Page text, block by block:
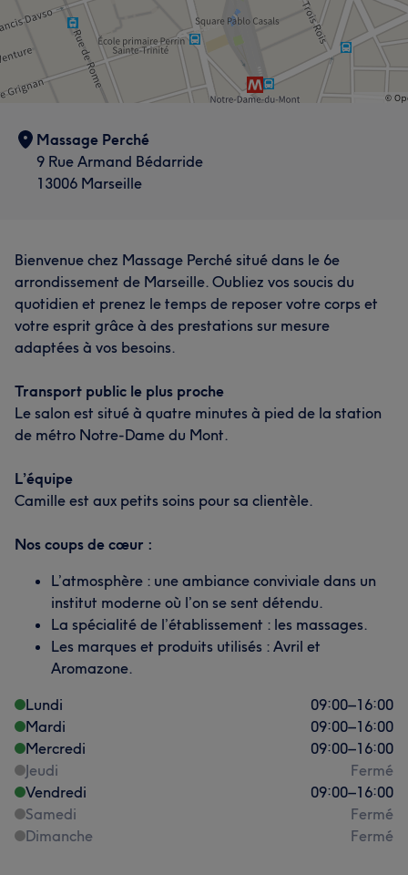
Massage Perché
9 Rue Armand Bédarride
13006 Marseille
Bienvenue chez Massage Perché situé dans le 6e
arrondissement de Marseille. Oubliez vos soucis du
quotidien et prenez le temps de reposer votre corps et
votre esprit grâce à des prestations sur mesure
adaptées à vos besoins.
Transport public le plus proche
Le salon est situé à quatre minutes à pied de la station
de métro Notre-Dame du Mont.
L’équipe
Camille est aux petits soins pour sa clientèle.
Nos coups de cœur :
L’atmosphère : une ambiance conviviale dans un
institut moderne où l’on se sent détendu.
La spécialité de l’établissement : les massages.
Les marques et produits utilisés : Avril et
Aromazone.
Lundi
09:00–16:00
Mardi
09:00–16:00
Mercredi
09:00–16:00
Jeudi
Fermé
Vendredi
09:00–16:00
Samedi
Fermé
Dimanche
Fermé